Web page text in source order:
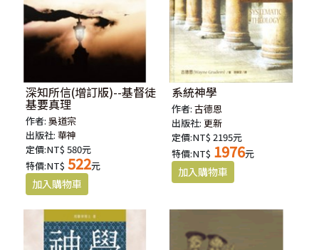
深知所信(增訂版)--基督徒
基要真理
作者:吳道宗
出版社:華神
定價:NT$ 580元
特價:NT$ 522元
系統神學
作者:古德恩
出版社:更新
定價:NT$ 2195元
特價:NT$ 1976元